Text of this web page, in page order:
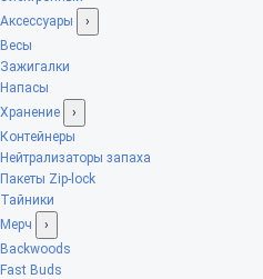
Аксессуары
›
Весы
Зажигалки
Напасы
Хранение
›
Контейнеры
Нейтрализаторы запаха
Пакеты Zip-lock
Тайники
Мерч
›
Backwoods
Fast Buds